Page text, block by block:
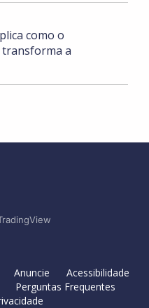
como o
a
Anuncie
Acessibilidade
Perguntas Frequentes